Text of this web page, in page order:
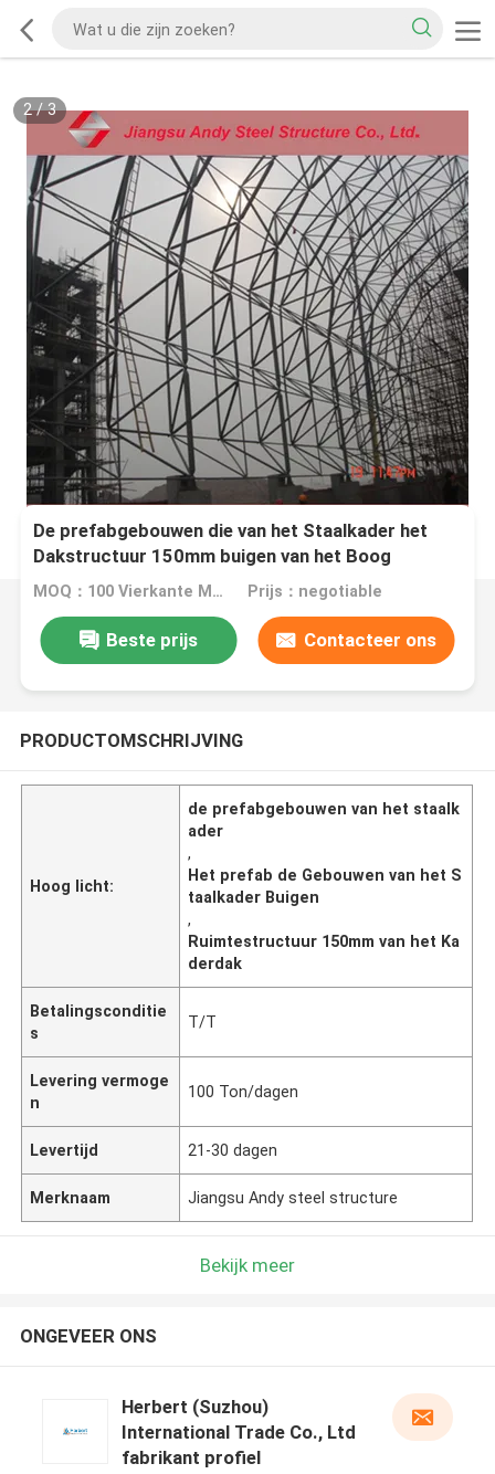
2/3
De prefabgebouwen die van het Staalkader het
Dakstructuur 150mm buigen van het Boog
Ruimtekader
MOQ：100 Vierkante Meters Prijs：negotiable
Beste prijs Contacteer ons
PRODUCTOMSCHRIJVING
Hoog licht:
de prefabgebouwen van het staalk
ader
,
Het prefab de Gebouwen van het S
taalkader Buigen
,
Ruimtestructuur 150mm van het Ka
derdak
Betalingsconditie
s
T/T
Levering vermoge
n
100 Ton/dagen
Levertijd 21-30 dagen
Merknaam Jiangsu Andy steel structure
Bekijk meer
ONGEVEER ONS
Herbert (Suzhou)
International Trade Co., Ltd
fabrikant profiel